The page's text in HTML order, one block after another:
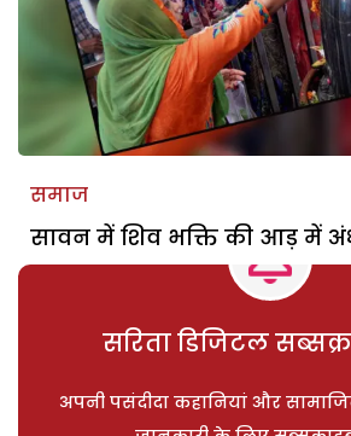
समाज
सावन में शिव भक्ति की आड़ में
सरिता डिजिटल
अपनी पसंदीदा कहानियां और